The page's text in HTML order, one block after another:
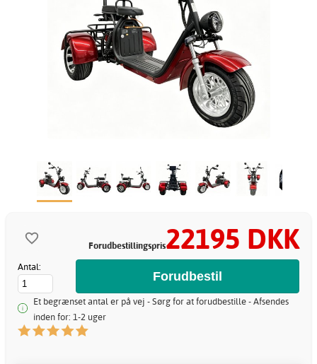
Forudbestillingspris22195 DKK
Antal:
Et begrænset antal er på vej - Sørg for at forudbestille - Afsendes
inden for: 1-2 uger